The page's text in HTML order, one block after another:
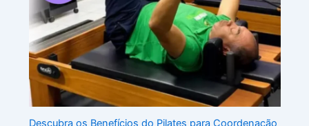
Descubra os Benefícios do Pilates para Coordenação